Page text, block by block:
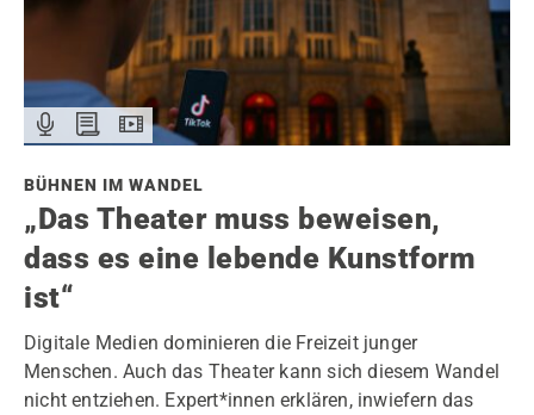
BÜHNEN IM WANDEL
„Das Theater muss beweisen,
dass es eine lebende Kunstform
ist“
Digitale Medien dominieren die Freizeit junger
Menschen. Auch das Theater kann sich diesem Wandel
nicht entziehen. Expert*innen erklären, inwiefern das